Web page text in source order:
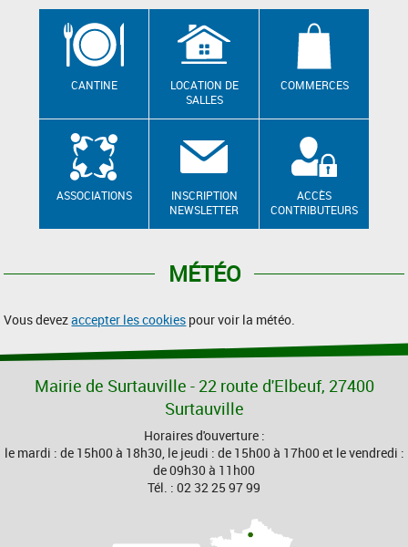
CANTINE
LOCATION DE
SALLES
COMMERCES
ASSOCIATIONS
INSCRIPTION
NEWSLETTER
ACCÈS
CONTRIBUTEURS
MÉTÉO
Vous devezaccepter les cookies pour voir la météo.
Mairie de Surtauville - 22 route d'Elbeuf, 27400
Surtauville
Horaires d'ouverture :
le mardi : de 15h00 à 18h30, le jeudi : de 15h00 à 17h00 et le vendredi :
de 09h30 à 11h00
Tél. : 02 32 25 97 99